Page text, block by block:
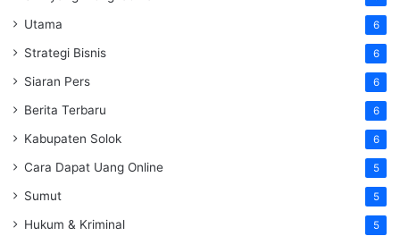
Utama 6
Strategi Bisnis 6
Siaran Pers 6
Berita Terbaru 6
Kabupaten Solok 6
Cara Dapat Uang Online 5
Sumut 5
Hukum & Kriminal 5